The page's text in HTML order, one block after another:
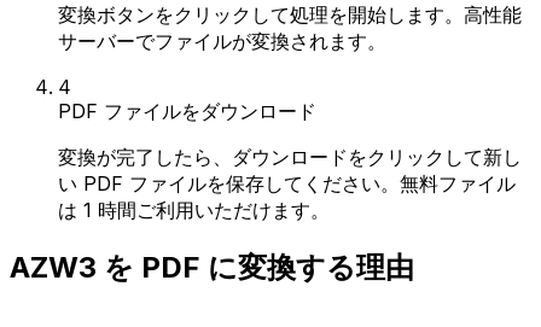
変換ボタンをクリックして処理を開始します。高性能
サーバーでファイルが変換されます。
4
PDF ファイルをダウンロード
変換が完了したら、ダウンロードをクリックして新し
い PDF ファイルを保存してください。無料ファイル
は 1 時間ご利用いただけます。
AZW3 を PDF に変換する理由